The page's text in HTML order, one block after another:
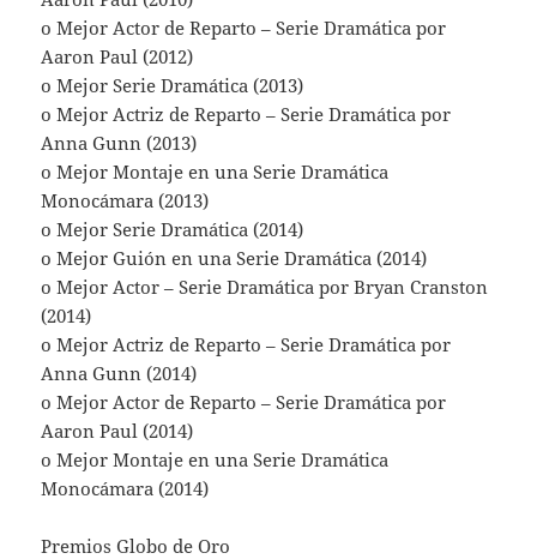
o Mejor Actor de Reparto – Serie Dramática por
Aaron Paul (2012)
o Mejor Serie Dramática (2013)
o Mejor Actriz de Reparto – Serie Dramática por
Anna Gunn (2013)
o Mejor Montaje en una Serie Dramática
Monocámara (2013)
o Mejor Serie Dramática (2014)
o Mejor Guión en una Serie Dramática (2014)
o Mejor Actor – Serie Dramática por Bryan Cranston
(2014)
o Mejor Actriz de Reparto – Serie Dramática por
Anna Gunn (2014)
o Mejor Actor de Reparto – Serie Dramática por
Aaron Paul (2014)
o Mejor Montaje en una Serie Dramática
Monocámara (2014)
Premios Globo de Oro